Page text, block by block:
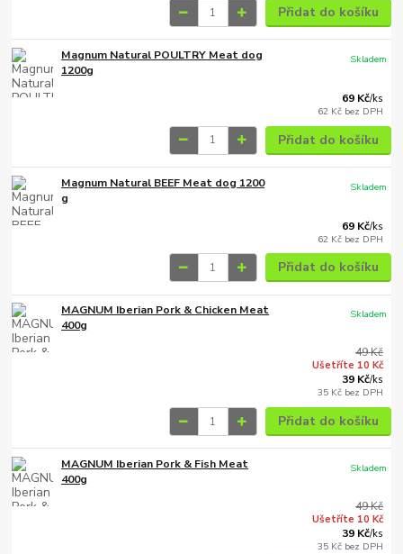
Přidat do košíku
Magnum Natural POULTRY Meat dog
1200g
69 Kč/ks
62 Kč bez DPH
Skladem
Přidat do košíku
Magnum Natural BEEF Meat dog 1200
g
69 Kč/ks
62 Kč bez DPH
Skladem
Přidat do košíku
MAGNUM Iberian Pork & Chicken Meat
400g
49 Kč
Ušetříte 10 Kč
39 Kč/ks
35 Kč bez DPH
Skladem
Přidat do košíku
MAGNUM Iberian Pork & Fish Meat
400g
49 Kč
Ušetříte 10 Kč
39 Kč/ks
35 Kč bez DPH
Skladem